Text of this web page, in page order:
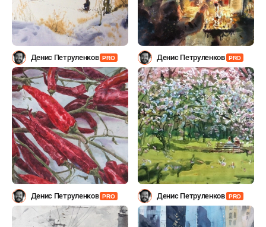
Денис Петруленков PRO Денис Петруленков PRO
Денис Петруленков PRO Денис Петруленков PRO